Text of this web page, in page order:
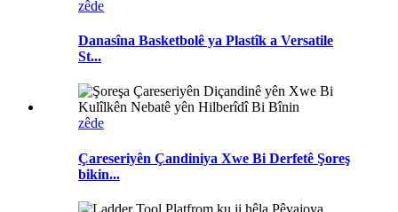
zêde
Danasîna Basketbolê ya Plastîk a Versatile
St...
zêde
Çareseriyên Çandiniya Xwe Bi Derfetê Şoreş
bikin...